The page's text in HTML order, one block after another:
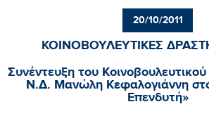
20/10/2011
ΚΟΙΝΟΒΟΥΛΕΥΤΙΚΕΣ
Συνέντευξη του
Ν.Δ. Μανώλη Κεφαλογιάννη
Επενδυτή»